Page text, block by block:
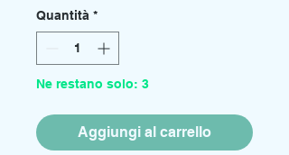
Quantità *
Ne restano solo: 3
Aggiungi al carrello